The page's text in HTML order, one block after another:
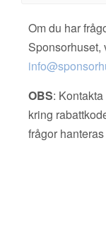
Om du har
Sponsorhuset,
OBS:
kring
frågor